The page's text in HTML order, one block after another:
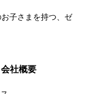
お子さまを持つ、ゼ
社概要